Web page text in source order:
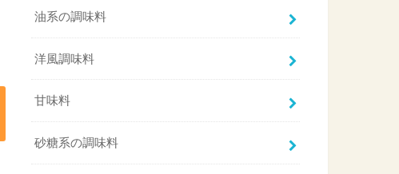
油系の調味料
洋風調味料
甘味料
砂糖系の調味料